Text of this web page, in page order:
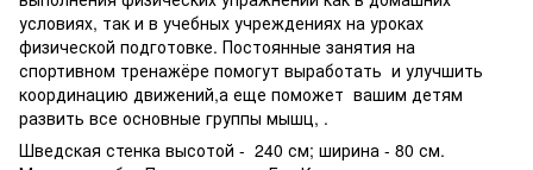
условиях, так и в учебных учреждениях на уроках
физической подготовке. Постоянные занятия на
спортивном тренажёре помогут выработать и улучшить
координацию движений,а еще поможет вашим детям
развить все основные группы мышц, .
Шведская стенка высотой - 240 см; ширина - 80 см.